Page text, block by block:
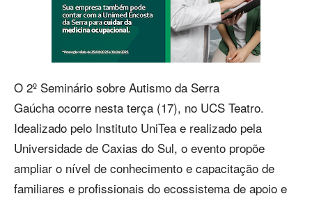
O 2º Seminário sobre Autismo da Serra
Gaúcha ocorre nesta terça (17), no UCS Teatro.
Idealizado pelo Instituto UniTea e realizado pela
Universidade de Caxias do Sul, o evento propõe
ampliar o nível de conhecimento e capacitação de
familiares e profissionais do ecossistema de apoio e